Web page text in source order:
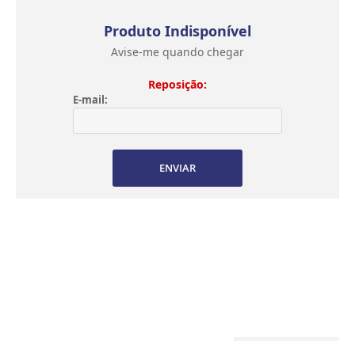
Produto Indisponível
Avise-me quando chegar
Reposição:
E-mail:
ENVIAR